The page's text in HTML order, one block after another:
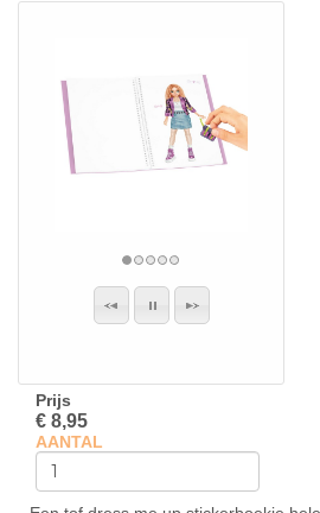
Prijs
€ 8,95
AANTAL